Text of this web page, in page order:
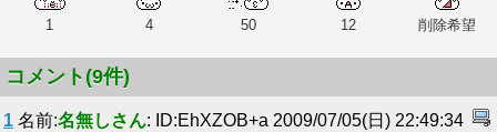
1 4 50 12 削除希望
コメント(9件)
1 名前:名無しさん: ID:EhXZOB+a 2009/07/05(日) 22:49:34